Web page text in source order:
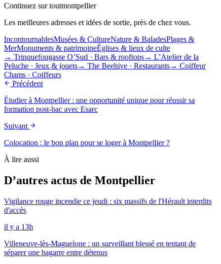
Continuez sur toutmontpellier
Les meilleures adresses et idées de sortie, près de chez vous.
IncontournablesMusées & CultureNature & BaladesPlages &
MerMonuments & patrimoineÉglises & lieux de culte
→ Trinquefougasse O’Sud · Bars & rooftops→ L’Atelier de la
Peluche · Jeux & jouets→ The Beehive · Restaurants→ Coiffeur
Chams · Coiffeurs
Précédent
Étudier à Montpellier : une opportunité unique pour réussir sa
formation post-bac avec Esarc
Suivant
Colocation : le bon plan pour se loger à Montpellier ?
À lire aussi
D’autres actus de Montpellier
Vigilance rouge incendie ce jeudi : six massifs de l'Hérault interdits
d'accès
il y a 13h
Villeneuve-lès-Maguelone : un surveillant blessé en tentant de
séparer une bagarre entre détenus